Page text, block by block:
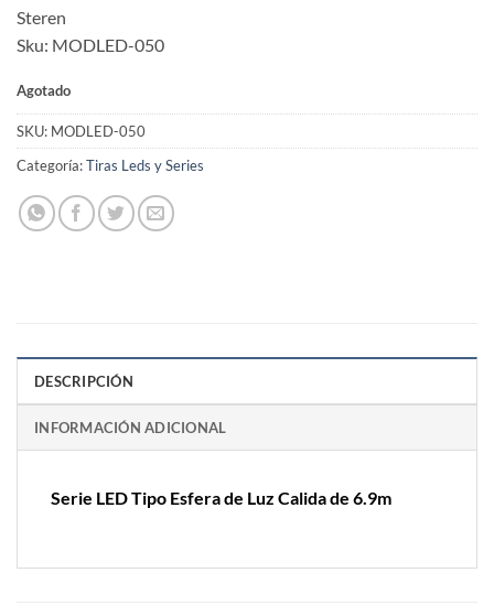
$199.00.
Steren
Sku: MODLED-050
Agotado
SKU: MODLED-050
Categoría:Tiras Leds y Series
DESCRIPCIÓN
INFORMACIÓN ADICIONAL
Serie LED Tipo Esfera de Luz Calida de 6.9m